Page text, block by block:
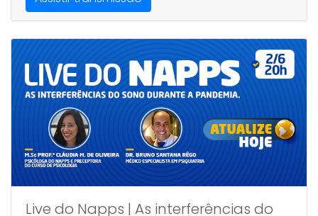
Live do Napps | As interferências do